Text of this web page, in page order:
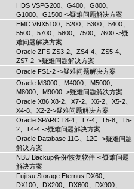
HDS VSPG200、G400、G800、
G1000、G1500 ->疑难问题解决方案
EMC VNX5100、5200、5300、5400、
5500、5700、5800、7500、7600 ->疑
难问题解决方案
Oracle ZFS ZS3-2、ZS4-4、ZS5-4、
ZS7-2 ->疑难问题解决方案
Oracle FS1-2 ->疑难问题解决方案
Oracle M3000、M4000、M5000、
M8000、M9000 ->疑难问题解决方案
Oracle X86 X8-2、X7-2、X6-2、X5-2、
X4-8、X2-2->疑难问题解决方案
Oracle SPARC T8-4、T7-4、T5-8、T5-
2、T4-4 ->疑难问题解决方案
Oracle Database 11G、12C ->疑难问题
解决方案
NBU Backup备份/恢复软件 ->疑难问题
解决方案
Fujitsu Storage Eternus DX60、
DX100、DX200、DX600、DX900、